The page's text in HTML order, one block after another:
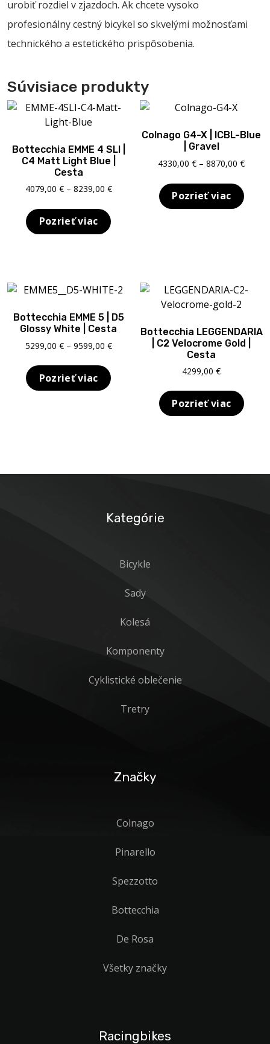
urobiť rozdiel v zjazdoch. Ak chcete vysoko
profesionálny cestný bicykel so skvelými možnosťami
technického a estetického prispôsobenia.
Súvisiace produkty
Bottecchia EMME 4 SLI |
C4 Matt Light Blue |
Cesta
4079,00 € – 8239,00 €Price
Pozrieť viac
Colnago G4-X | ICBL-Blue
| Gravel
4330,00€ – 8870,00€Price
Pozrieť viac
Bottecchia EMME 5 | D5
Glossy White | Cesta
5299,00 € – 9599,00 €Price
Pozrieť viac
Bottecchia LEGGENDARIA
| C2 Velocrome Gold |
Cesta
4299,00€
Pozrieť viac
Kategórie
Bicykle
Sady
Kolesá
Komponenty
Cyklistické oblečenie
Tretry
Značky
Colnago
Pinarello
Spezzotto
Bottecchia
De Rosa
Všetky značky
Racingbikes